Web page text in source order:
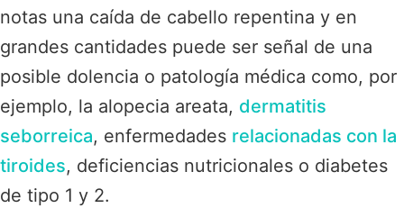
notas una caída de cabello repentina y en
grandes cantidades puede ser señal de una
posible dolencia o patología médica como, por
ejemplo, la alopecia areata, dermatitis
seborreica, enfermedades relacionadas con la
tiroides, deficiencias nutricionales o diabetes
de tipo 1 y 2.